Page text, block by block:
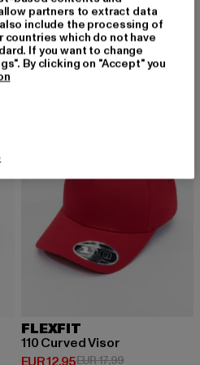
19,99
EUR 18,99
Huidige prijs: EUR 18,99
17,99
FLEXFIT
110 Curved Visor
Huidige prijs: EUR 12,95
EUR 17,99Actieprijs: EUR
partners to extract data
include the processing of
countries which do not have
If you want to change
By clicking on "Accept" you